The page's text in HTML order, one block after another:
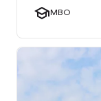
MBO